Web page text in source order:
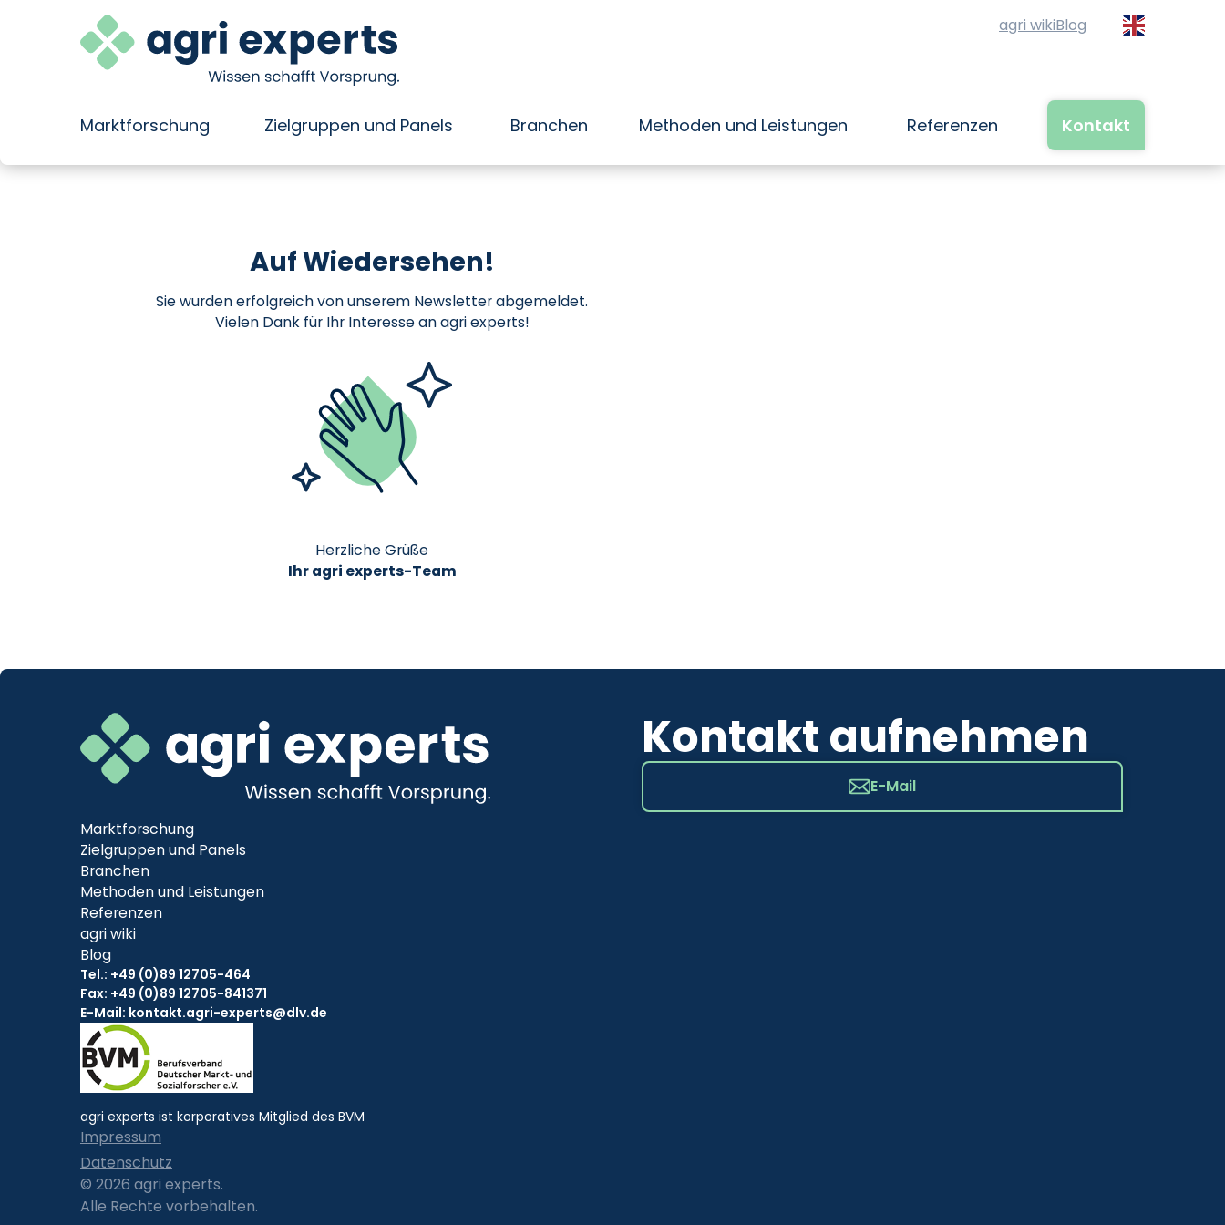
Direkt
Marktforschung Zielgruppen und Panels Branchen Methoden und Leistungen Referenzen Kontakt
agri wikiBlog
Auf Wiedersehen!
Sie wurden erfolgreich von unserem Newsletter abgemeldet.
Vielen Dank für Ihr Interesse an agri experts!
Herzliche Grüße
Ihr agri experts-Team
Marktforschung
Zielgruppen und Panels
Branchen
Methoden und Leistungen
Referenzen
agri wiki
Blog
Tel.: +49 (0)89 12705-464
Fax: +49 (0)89 12705-841371
E-Mail: kontakt.agri-experts@dlv.de
agri experts ist korporatives Mitglied des BVM
Impressum
Datenschutz
© 2026 agri experts.
Alle Rechte vorbehalten.
Kontakt aufnehmen
E-Mail